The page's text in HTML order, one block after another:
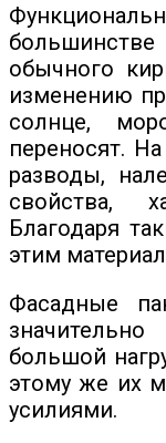
обычного
изменению
солнце,
переносят.
разводы,
свойства,
Благодаря
этим
Фасадные
большой
этому же их
усилиями.